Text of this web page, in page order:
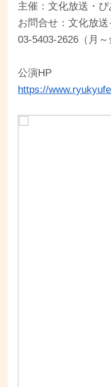
主催：文化放送・
お問合せ：文化放
03-5403-2626（月～
公演HP
https://